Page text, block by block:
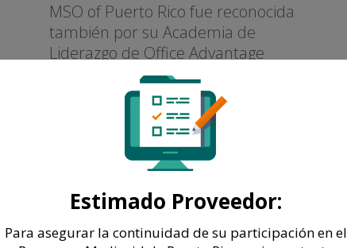
MSO of Puerto Rico fue reconocida
también por su Academia de
Liderazgo de Office Advantage
como uno de 10 “Case Studies in
Excellence” de 2023
Estimado Proveedor:
Para asegurar la continuidad de su participación en el